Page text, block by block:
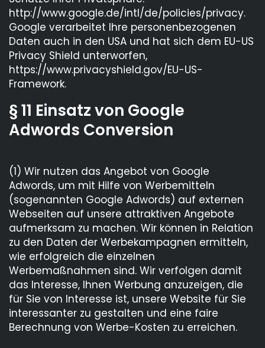
http://www.google.de/intl/de/policies/privacy.
Google verarbeitet Ihre personenbezogenen
Daten auch in den USA und hat sich dem EU-US
Privacy Shield unterworfen,
https://www.privacyshield.gov/EU-US-
Framework.
§ 11 Einsatz von Google
Adwords Conversion
(1) Wir nutzen das Angebot von Google
Adwords, um mit Hilfe von Werbemitteln
(sogenannten Google Adwords) auf externen
Webseiten auf unsere attraktiven Angebote
aufmerksam zu machen. Wir können in Relation
zu den Daten der Werbekampagnen ermitteln,
wie erfolgreich die einzelnen
Werbemaßnahmen sind. Wir verfolgen damit
das Interesse, Ihnen Werbung anzuzeigen, die
für Sie von Interesse ist, unsere Website für Sie
interessanter zu gestalten und eine faire
Berechnung von Werbe-Kosten zu erreichen.